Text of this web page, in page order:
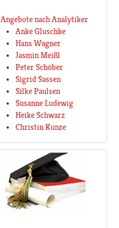
Angebote nach Analytiker
Anke Gluschke
Hans Wagner
Jasmin Meißl
Peter Schöber
Sigrid Sassen
Silke Paulsen
Susanne Ludewig
Heike Schwarz
Christin Kunze